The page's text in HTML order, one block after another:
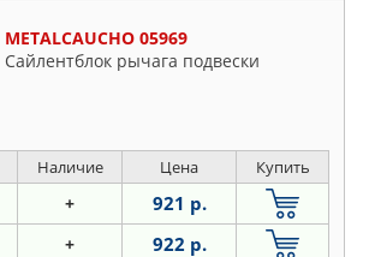
METALCAUCHO 05969
Сайлентблок рычага подвески
Наличие Цена Купить
+ 921 р.
+ 922 р.